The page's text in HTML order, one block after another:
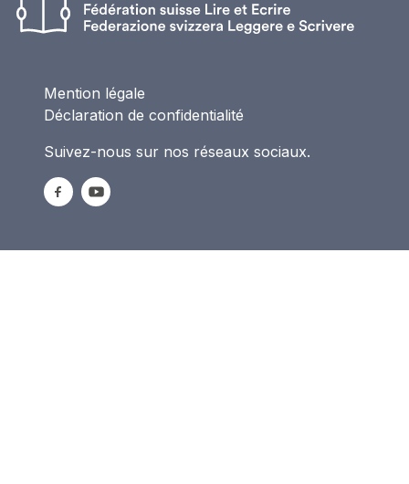
Mention légale
Déclaration de confidentialité
Suivez-nous sur nos réseaux sociaux.